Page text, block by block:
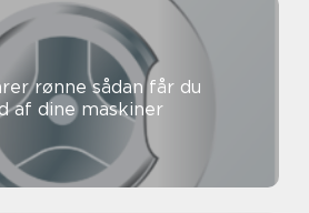
sådan får du
af dine maskiner